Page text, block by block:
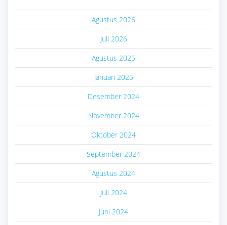
Agustus 2026
Juli 2026
Agustus 2025
Januari 2025
Desember 2024
November 2024
Oktober 2024
September 2024
Agustus 2024
Juli 2024
Juni 2024